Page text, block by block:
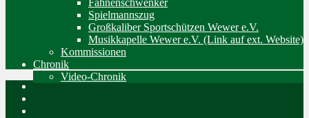
Fahnenschwenker
Spielmannszug
Großkaliber Sportschützen Wewer e.V.
Musikkapelle Wewer e.V. (Link auf ext. Website)
Kommissionen
Chronik
Video-Chronik